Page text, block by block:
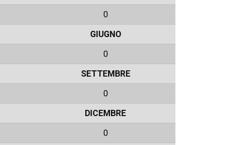
0
GIUGNO
0
SETTEMBRE
0
DICEMBRE
0